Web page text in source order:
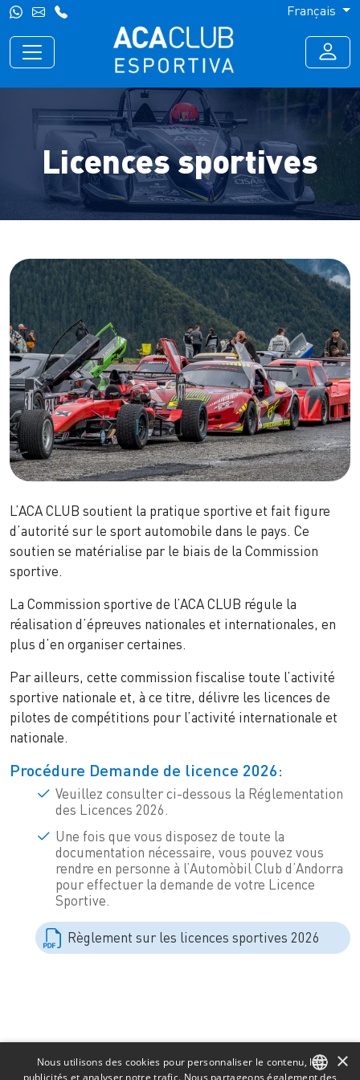
Français
Licences sportives
L’ACA CLUB soutient la pratique sportive et fait figure
d’autorité sur le sport automobile dans le pays. Ce
soutien se matérialise par le biais de la Commission
sportive.
La Commission sportive de l’ACA CLUB régule la
réalisation d’épreuves nationales et internationales, en
plus d’en organiser certaines.
Par ailleurs, cette commission fiscalise toute l’activité
sportive nationale et, à ce titre, délivre les licences de
pilotes de compétitions pour l’activité internationale et
nationale.
Procédure Demande de licence 2026:
Veuillez consulter ci-dessous la Réglementation
des Licences 2026.
Une fois que vous disposez de toute la
documentation nécessaire, vous pouvez vous
rendre en personne à l’Automòbil Club d’Andorra
pour effectuer la demande de votre Licence
Sportive.
Règlement sur les licences sportives 2026
×
Nous utilisons des cookies pour personnaliser le contenu, les
publicités et analyser notre trafic. Nous partageons également des